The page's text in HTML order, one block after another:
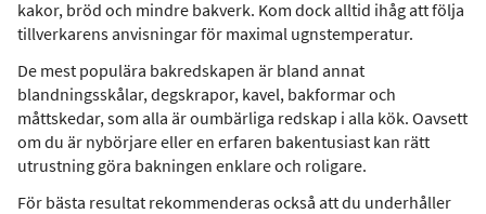
kakor, bröd och mindre bakverk. Kom dock alltid ihåg att följa
tillverkarens anvisningar för maximal ugnstemperatur.
De mest populära bakredskapen är bland annat
blandningsskålar, degskrapor, kavel, bakformar och
måttskedar, som alla är oumbärliga redskap i alla kök. Oavsett
om du är nybörjare eller en erfaren bakentusiast kan rätt
utrustning göra bakningen enklare och roligare.
För bästa resultat rekommenderas också att du underhåller